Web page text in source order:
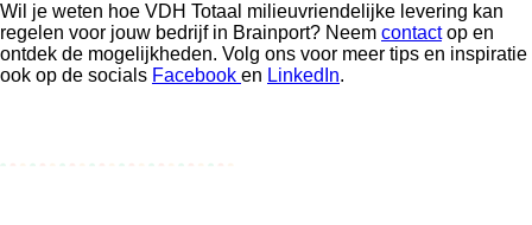
Wil je weten hoe VDH Totaal milieuvriendelijke levering kan
regelen voor jouw bedrijf in Brainport? Neem contactop en
ontdek de mogelijkheden. Volg ons voor meer tips en inspiratie
ook op de socials Facebook en LinkedIn.